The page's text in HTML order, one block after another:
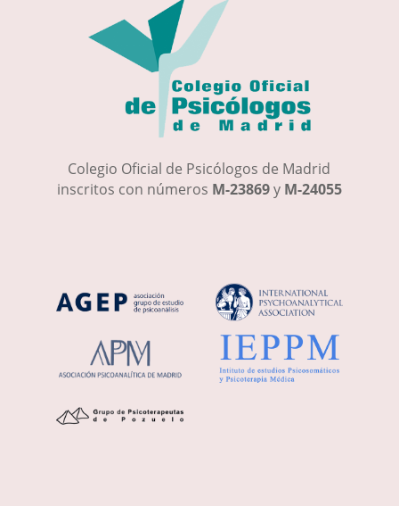
Colegio Oficial de Psicólogos de Madrid
inscritos con números M-23869yM-24055